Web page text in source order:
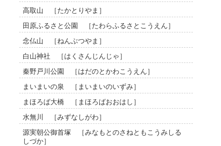
高取山 ［たかとりやま］
田原ふるさと公園 ［たわらふるさとこうえん］
念仏山 ［ねんぶつやま］
白山神社 ［はくさんじんじゃ］
秦野戸川公園 ［はだのとかわこうえん］
まいまいの泉 ［まいまいのいずみ］
まほろば大橋 ［まほろばおおはし］
水無川 ［みずなしがわ］
源実朝公御首塚 ［みなもとのさねともこうみしる
しづか］